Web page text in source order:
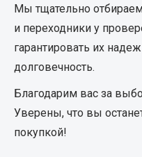
Технические жидкости
Болты
Гайки
Мы тщательно
и переходники у
гарантировать их
долговечность.
Благодарим вас за
Уверены, что вы
покупкой!